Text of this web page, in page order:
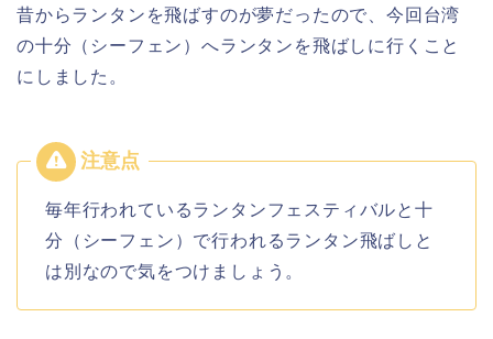
昔からランタンを飛ばすのが夢だったので、今回台湾
の十分（シーフェン）へランタンを飛ばしに行くこと
にしました。
毎年行われているランタンフェスティバルと十
分（シーフェン）で行われるランタン飛ばしと
は別なので気をつけましょう。